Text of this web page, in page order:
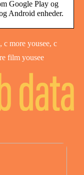
Google Play og
Android enheder.
c more yousee, c
film yousee